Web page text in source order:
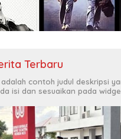
Terbaru
adalah contoh judul deskripsi
isi dan sesuaikan pada